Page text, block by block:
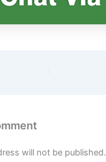
will not be published.